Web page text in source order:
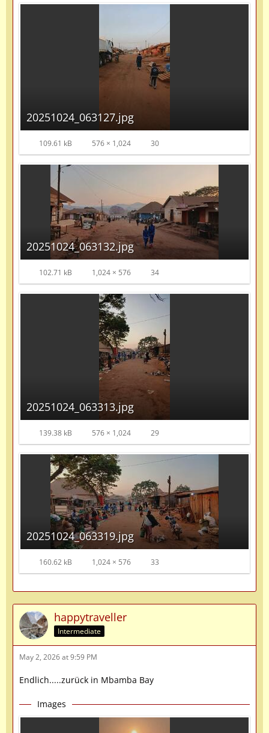
20251024_063127.jpg
109.61 kB 576 × 1,024 30
20251024_063132.jpg
102.71 kB 1,024 × 576 34
20251024_063313.jpg
139.38 kB 576 × 1,024 29
20251024_063319.jpg
160.62 kB 1,024 × 576 33
happytraveller
Intermediate
May 2, 2026 at 9:59 PM
Endlich.....zurück in Mbamba Bay
Images